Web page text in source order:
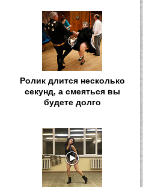
Ролик длится несколько
секунд, а смеяться вы
будете долго